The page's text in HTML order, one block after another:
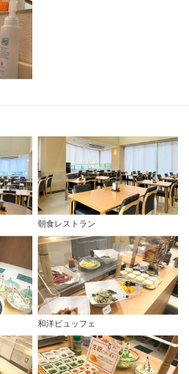
朝食レストラン
和洋ビュッフェ